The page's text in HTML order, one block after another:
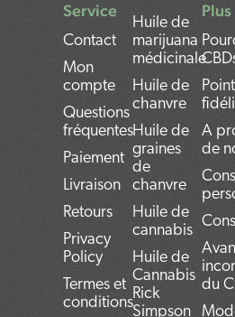
Service
Contact
Mon
compte
Questions
fréquentes
Paiement
Livraison
Retours
Privacy
Policy
Termes et
conditions
Huile de
marijuana
médicinale
Huile de
chanvre
Huile de
graines
de
chanvre
Huile de
cannabis
Huile de
Cannabis
Rick
Simpson
Plus
A
de
du